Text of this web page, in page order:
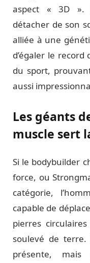
aspect « 3D ».
détacher de son
alliée à une
d’égaler le
du sport,
aussi
Les géants
muscle sert
Si le bodybuilder
force, ou
catégorie,
capable de
pierres
soulevé de
présente,